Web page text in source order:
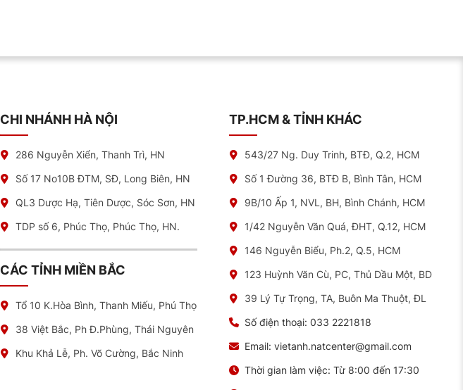
CHI NHÁNH HÀ NỘI
286 Nguyễn Xiển, Thanh Trì, HN
Số 17 No10B ĐTM, SĐ, Long Biên, HN
QL3 Dược Hạ, Tiên Dược, Sóc Sơn, HN
TDP số 6, Phúc Thọ, Phúc Thọ, HN.
CÁC TỈNH MIỀN BẮC
Tổ 10 K.Hòa Bình, Thanh Miếu, Phú Thọ
38 Việt Bắc, Ph Đ.Phùng, Thái Nguyên
Khu Khả Lễ, Ph. Võ Cường, Bắc Ninh
TP.HCM & TỈNH KHÁC
543/27 Ng. Duy Trinh, BTĐ, Q.2, HCM
Số 1 Đường 36, BTĐ B, Bình Tân, HCM
9B/10 Ấp 1, NVL, BH, Bình Chánh, HCM
1/42 Nguyễn Văn Quá, ĐHT, Q.12, HCM
146 Nguyễn Biểu, Ph.2, Q.5, HCM
123 Huỳnh Văn Cù, PC, Thủ Dầu Một, BD
39 Lý Tự Trọng, TA, Buôn Ma Thuột, ĐL
Số điện thoại: 033 2221818
Email: vietanh.natcenter@gmail.com
Thời gian làm việc: Từ 8:00 đến 17:30